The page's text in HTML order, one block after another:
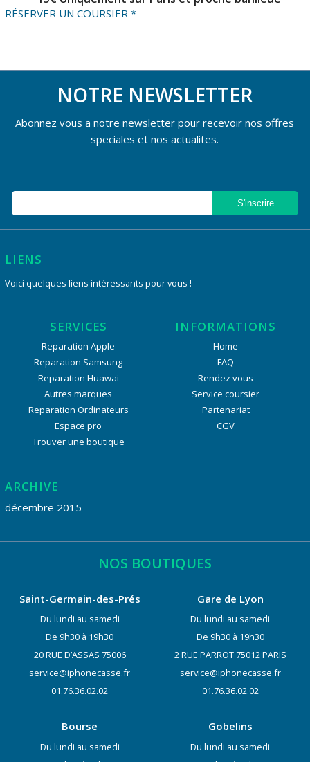
RÉSERVER UN COURSIER *
NOTRE NEWSLETTER
Abonnez vous a notre newsletter pour recevoir nos offres
speciales et nos actualites.
LIENS
Voici quelques liens intéressants pour vous !
SERVICES
Reparation Apple
Reparation Samsung
Reparation Huawai
Autres marques
Reparation Ordinateurs
Espace pro
Trouver une boutique
INFORMATIONS
Home
FAQ
Rendez vous
Service coursier
Partenariat
CGV
ARCHIVE
décembre 2015
NOS BOUTIQUES
Saint-Germain-des-Prés
Du lundi au samedi
De 9h30 à 19h30
20 RUE D’ASSAS 75006
service@iphonecasse.fr
01.76.36.02.02
Gare de Lyon
Du lundi au samedi
De 9h30 à 19h30
2 RUE PARROT 75012 PARIS
service@iphonecasse.fr
01.76.36.02.02
Bourse
Du lundi au samedi
Gobelins
Du lundi au samedi